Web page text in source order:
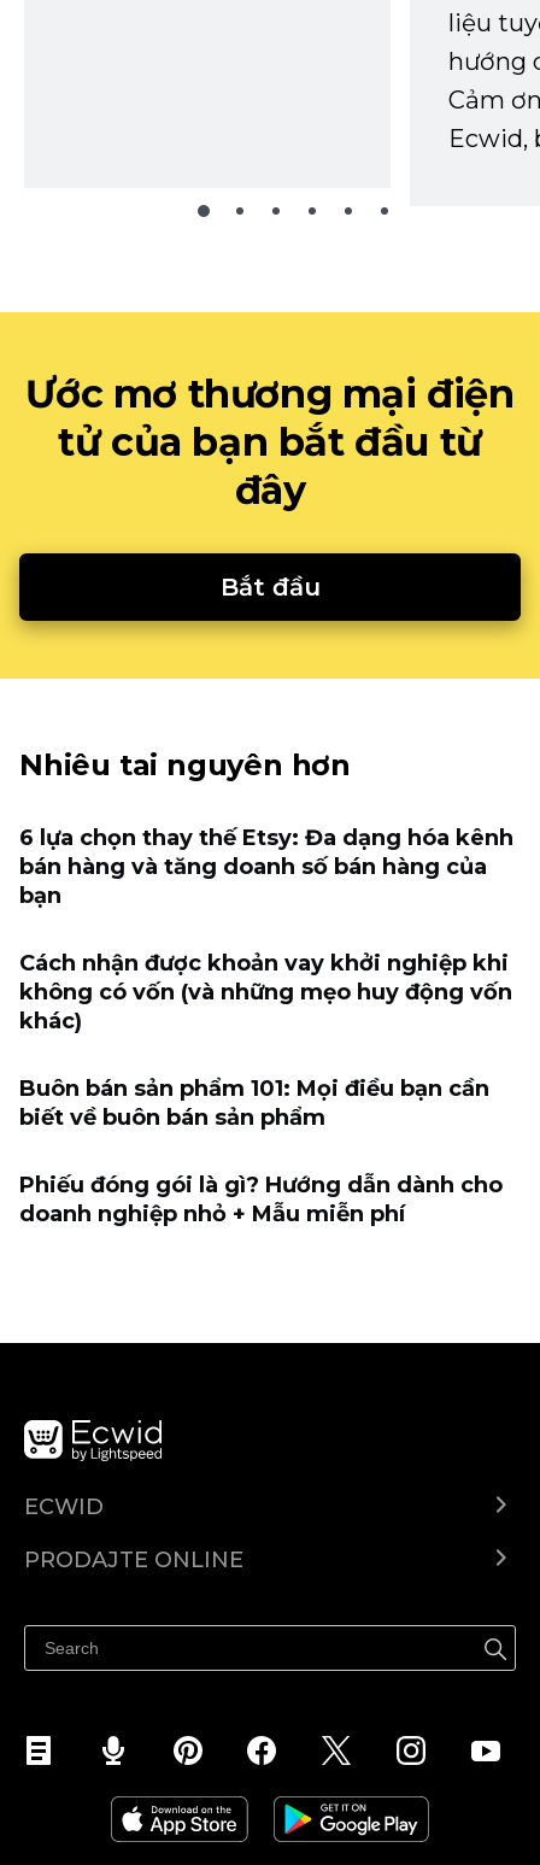
liệu
hướng
Cảm
Ecwid,
Ước mơ thương mại điện
tử của bạn bắt đầu từ
đây
Bắt đầu
Nhiêu tai nguyên hơn
6 lựa chọn thay thế Etsy: Đa dạng hóa kênh
bán hàng và tăng doanh số bán hàng của
bạn
Cách nhận được khoản vay khởi nghiệp khi
không có vốn (và những mẹo huy động vốn
khác)
Buôn bán sản phẩm 101: Mọi điều bạn cần
biết về buôn bán sản phẩm
Phiếu đóng gói là gì? Hướng dẫn dành cho
doanh nghiệp nhỏ + Mẫu miễn phí
ECWID
PRODAJTE ONLINE